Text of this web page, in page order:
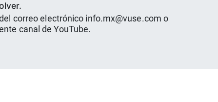
correo electrónico info.mx@vuse.com o
canal de YouTube.